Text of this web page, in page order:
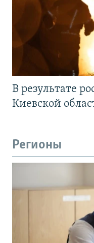
В результате
Киевской
Регионы